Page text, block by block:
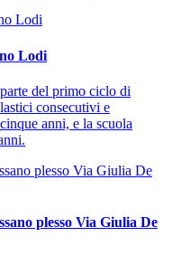
Lodi
del primo ciclo di
consecutivi e
anni, e la scuola
plesso Via Giulia De